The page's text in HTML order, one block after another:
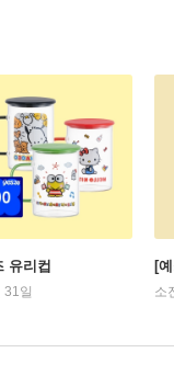
유리컵
일
[
소